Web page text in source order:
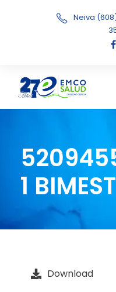
Neiva
1
Download